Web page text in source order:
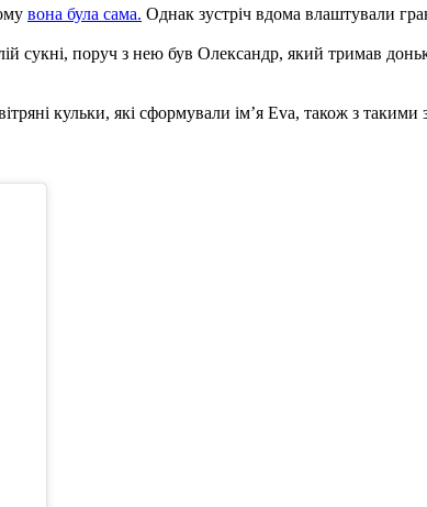
вона була сама. Однак зустріч вдома влаштували
сукні, поруч з нею був Олександр, який тримав
кульки, які сформували ім’я Eva, також з такими